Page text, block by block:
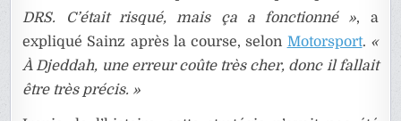
DRS. C’était risqué, mais ça a fonctionné », a
expliqué Sainz après la course, selon Motorsport. «
À Djeddah, une erreur coûte très cher, donc il fallait
être très précis. »